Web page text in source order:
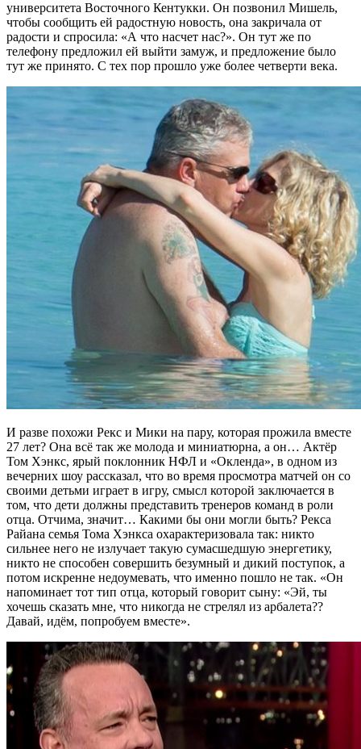
университета Восточного Кентукки. Он позвонил Мишель,
чтобы сообщить ей радостную новость, она закричала от
радости и спросила: «А что насчет нас?». Он тут же по
телефону предложил ей выйти замуж, и предложение было
тут же принято. С тех пор прошло уже более четверти века.
И разве похожи Рекс и Мики на пару, которая прожила вместе
27 лет? Она всё так же молода и миниатюрна, а он… Актёр
Том Хэнкс, ярый поклонник НФЛ и «Окленда», в одном из
вечерних шоу рассказал, что во время просмотра матчей он со
своими детьми играет в игру, смысл которой заключается в
том, что дети должны представить тренеров команд в роли
отца. Отчима, значит… Какими бы они могли быть? Рекса
Райана семья Тома Хэнкса охарактеризовала так: никто
сильнее него не излучает такую сумасшедшую энергетику,
никто не способен совершить безумный и дикий поступок, а
потом искренне недоумевать, что именно пошло не так. «Он
напоминает тот тип отца, который говорит сыну: «Эй, ты
хочешь сказать мне, что никогда не стрелял из арбалета??
Давай, идём, попробуем вместе».